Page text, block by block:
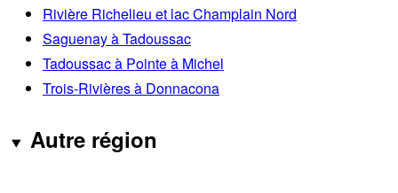
Rivière Richelieu et lac Champlain Nord
Saguenay à Tadoussac
Tadoussac à Pointe à Michel
Trois-Rivières à Donnacona
Autre région